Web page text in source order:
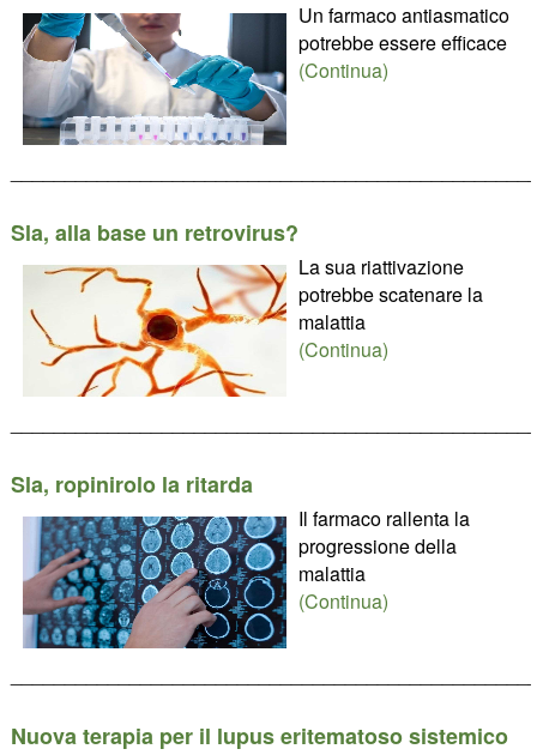
Un farmaco antiasmatico
potrebbe essere efficace
(Continua)
Sla, alla base un retrovirus?
La sua riattivazione
potrebbe scatenare la
malattia
(Continua)
Sla, ropinirolo la ritarda
Il farmaco rallenta la
progressione della
malattia
(Continua)
Nuova terapia per il lupus eritematoso sistemico